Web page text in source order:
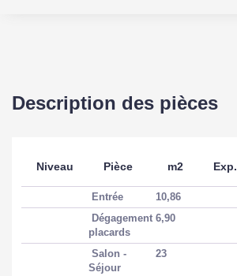
Description des pièces
Niveau Pièce m2 Exp.
Entrée
10,86
Dégagement
placards
6,90
Salon -
Séjour
23